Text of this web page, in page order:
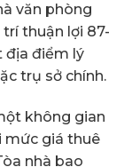
văn phòng
thuận lợi 87-
địa điểm lý
trụ sở chính.
không gian
mức giá thuê
nhà bao